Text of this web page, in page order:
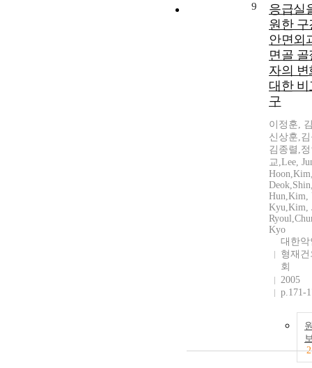
9
응급실
원한 구
안면외
면골 골
자의 변
대한 비
구
이정훈,
신상훈,
김종렬,
교,Lee,
Hun,Kim,
Kyu,Kim,
Kyo
대한
형재
회
2005
p.171-
2